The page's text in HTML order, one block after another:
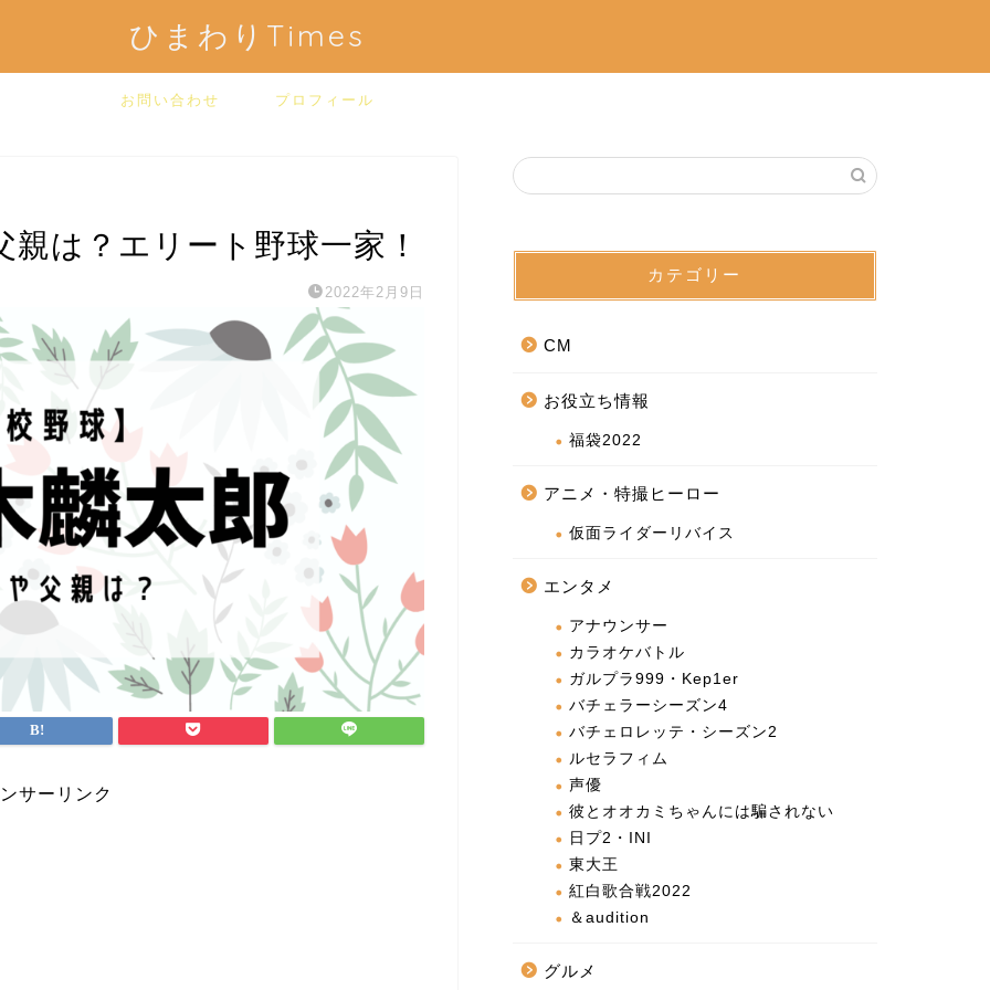
ひまわりTimes
お問い合わせ プロフィール
は？エリート野球一家！
2022年2月9日
サーリンク
カテゴリー
CM
お役立ち情報
福袋2022
アニメ・特撮ヒーロー
仮面ライダーリバイス
エンタメ
アナウンサー
カラオケバトル
ガルプラ999・Kep1er
バチェラーシーズン4
バチェロレッテ・シーズン2
ルセラフィム
声優
彼とオオカミちゃんには騙されない
日プ2・INI
東大王
紅白歌合戦2022
＆audition
グルメ